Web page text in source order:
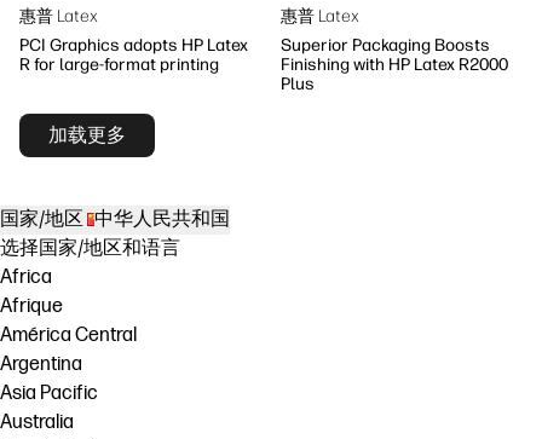
惠普 Latex
PCI Graphics adopts HP Latex
R for large-format printing
惠普 Latex
Superior Packaging Boosts
Finishing with HP Latex R2000
Plus
加载更多
国家/地区 中华人民共和国
选择国家/地区和语言
Africa
Afrique
América Central
Argentina
Asia Pacific
Australia